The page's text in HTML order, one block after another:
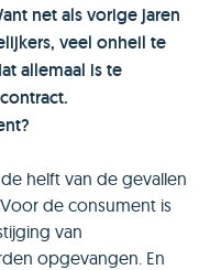
net als vorige jaren
veel onheil te
allemaal is te
helft van de gevallen
de consument is
van
opgevangen. En